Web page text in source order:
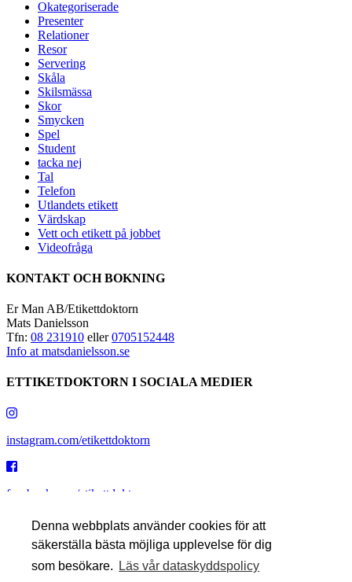
Denna webbplats använder cookies för att
säkerställa bästa möjliga upplevelse för dig
som besökare.
Läs vår dataskyddspolicy
Okategoriserade
Presenter
Relationer
Resor
Servering
Skåla
Skilsmässa
Skor
Smycken
Spel
Student
tacka nej
Tal
Telefon
Utlandets etikett
Värdskap
Vett och etikett på jobbet
Videofråga
KONTAKT OCH BOKNING
Er Man AB/Etikettdoktorn
Mats Danielsson
Tfn: 08 231910 eller0705152448
Info at matsdanielsson.se
ETTIKETDOKTORN I SOCIALA MEDIER
instagram.com/etikettdoktorn
facebook.com/etikettdoktorn
youtube.com/etikettdoktorn